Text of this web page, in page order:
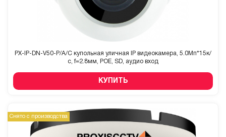
PX-IP-DN-V50-P/A/C купольная уличная IP видеокамера, 5.0Мп*15к/
с, f=2.8мм, POE, SD, аудио вход
КУПИТЬ
Снято с производства